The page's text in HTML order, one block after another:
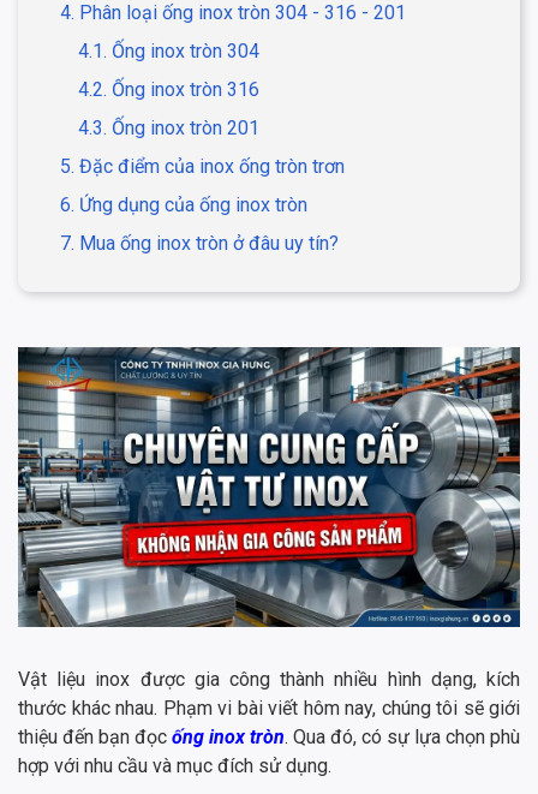
4. Phân loại ống inox tròn 304 - 316 - 201
4.1. Ống inox tròn 304
4.2. Ống inox tròn 316
4.3. Ống inox tròn 201
5. Đặc điểm của inox ống tròn trơn
6. Ứng dụng của ống inox tròn
7. Mua ống inox tròn ở đâu uy tín?
Vật liệu inox được gia công thành nhiều hình dạng, kích
thước khác nhau. Phạm vi bài viết hôm nay, chúng tôi sẽ giới
thiệu đến bạn đọc ống inox tròn. Qua đó, có sự lựa chọn phù
hợp với nhu cầu và mục đích sử dụng.